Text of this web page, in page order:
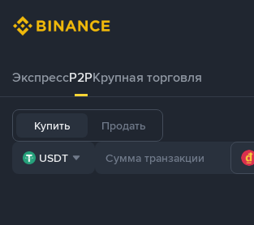
ЭкспрессP2PКрупная торговля
Купить Продать
USDT